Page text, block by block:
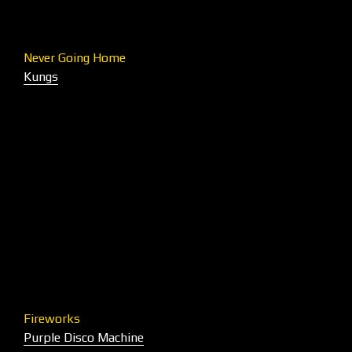
Never Going Home
Kungs
Fireworks
Purple Disco Machine